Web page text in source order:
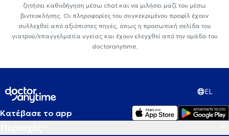
ζητήσει καθοδήγηση μέσω chat και να μιλήσει μαζί του μέσω
βιντεοκλήσης. Οι πληροφορίες του συγκεκριμένου προφίλ έχουν
συλλεχθεί από αξιόπιστες πηγές, όπως η προσωπική σελίδα του
γιατρού/επαγγελματία υγείας και έχουν ελεγχθεί από την ομάδα του
doctoranytime.
EL
Κατέβασε το app